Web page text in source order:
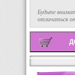
Будьте
отличаться
Поиск